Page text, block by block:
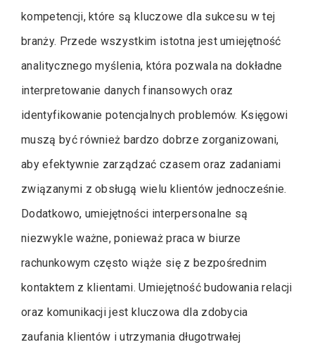
kompetencji, które są kluczowe dla sukcesu w tej
branży. Przede wszystkim istotna jest umiejętność
analitycznego myślenia, która pozwala na dokładne
interpretowanie danych finansowych oraz
identyfikowanie potencjalnych problemów. Księgowi
muszą być również bardzo dobrze zorganizowani,
aby efektywnie zarządzać czasem oraz zadaniami
związanymi z obsługą wielu klientów jednocześnie.
Dodatkowo, umiejętności interpersonalne są
niezwykle ważne, ponieważ praca w biurze
rachunkowym często wiąże się z bezpośrednim
kontaktem z klientami. Umiejętność budowania relacji
oraz komunikacji jest kluczowa dla zdobycia
zaufania klientów i utrzymania długotrwałej